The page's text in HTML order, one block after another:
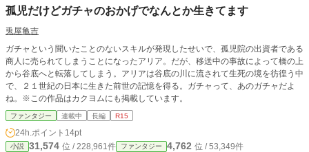
孤児だけどガチャのおかげでなんとか生きてます
兎屋亀吉
ガチャという聞いたことのないスキルが発現したせいで、孤児院の出資者である
商人に売られてしまうことになったアリア。だが、移送中の事故によって橋の上
から谷底へと転落してしまう。アリアは谷底の川に流されて生死の境を彷徨う中
で、２１世紀の日本に生きた前世の記憶を得る。ガチャって、あのガチャだよ
ね。※この作品はカクヨムにも掲載しています。
ファンタジー 連載中 長編 R15
24h.ポイント 14pt
小説 31,574 位 / 228,961件 ファンタジー 4,762 位 / 53,349件